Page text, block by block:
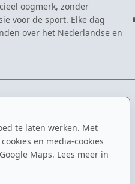
te laten werken. Met
en media-cookies
Maps. Lees meer in
oogmerk, zonder
voor de sport. Elke dag
over het Nederlandse en
Eredivisie
NK Badminton
Dutch Open
Zomerbadminton